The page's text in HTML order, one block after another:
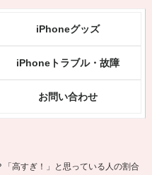
iPhoneグッズ
iPhoneトラブル・故障
お問い合わせ
高すぎ！」と思っている人の割合